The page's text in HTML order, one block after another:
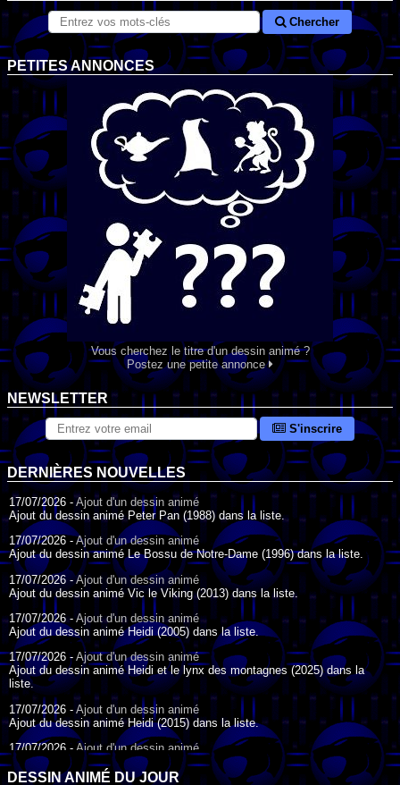
Chercher
PETITES ANNONCES
Vous cherchez le titre d'un dessin animé ?
Postez une petite annonce
NEWSLETTER
S'inscrire
DERNIÈRES NOUVELLES
17/07/2026 - Ajout d'un dessin animé
Ajout du dessin animé Peter Pan (1988) dans la liste.
17/07/2026 -Ajout d'un dessin animé
Ajout du dessin animé Le Bossu de Notre-Dame (1996) dans la liste.
17/07/2026 -Ajout d'un dessin animé
Ajout du dessin animé Vic le Viking (2013) dans la liste.
17/07/2026 -Ajout d'un dessin animé
Ajout du dessin animé Heidi (2005) dans la liste.
17/07/2026 - Ajout d'un dessin animé
Ajout du dessin animé Heidi et le lynx des montagnes (2025) dans la
liste.
17/07/2026 - Ajout d'un dessin animé
Ajout du dessin animé Heidi (2015) dans la liste.
17/07/2026 - Ajout d'un dessin animé
Ajout du dessin animé Heidi (1995) dans la liste.
DESSIN ANIMÉ DU JOUR